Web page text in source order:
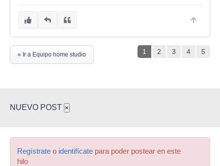
1 2 3 4 5
« Ir a Equipo home studio
NUEVO POST ×
Regístrate o identifícate para poder postear en este
hilo